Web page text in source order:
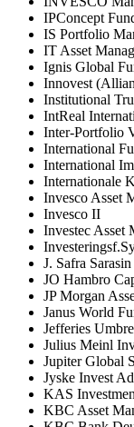
IPConcept
IS Portfolio
IT Asset
Ignis Global
Innovest
Institutional
IntReal
Inter-Portfolio
International
International
Internationale
Invesco Asset
Invesco II
Investec Asset
J. Safra Sarasin
JO Hambro
JP Morgan
Janus World
Jefferies
Julius Meinl
Jupiter Global
Jyske Invest
KAS
KBC Asset